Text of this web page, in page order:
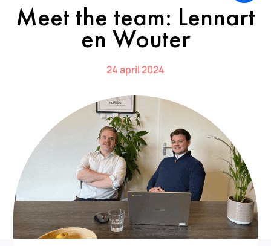
Meet the team: Lennart
en Wouter
24 april 2024